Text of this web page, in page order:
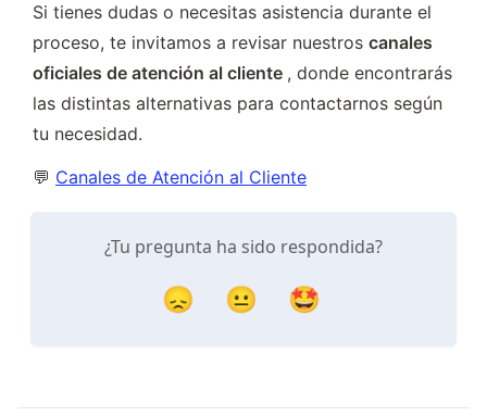
Si tienes dudas o necesitas asistencia durante el
proceso, te invitamos a revisar nuestros canales
oficiales de atención al cliente , donde encontrarás
las distintas alternativas para contactarnos según
tu necesidad.
💬 Canales de Atención al Cliente
¿Tu pregunta ha sido respondida?
😞 😐 🤩